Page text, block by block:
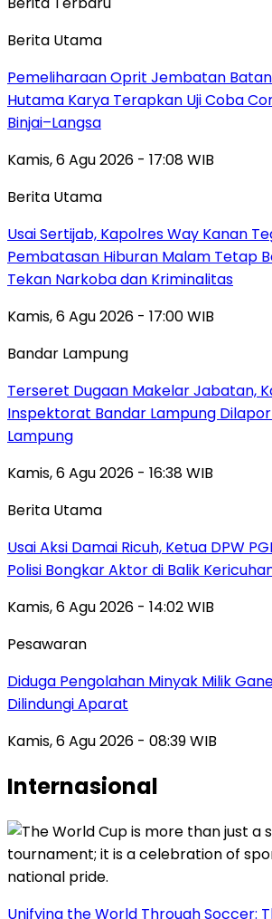
Berita Utama
Pemeliharaan Oprit Jembatan
Hutama Karya Terapkan Uji Coba
Binjai–Langsa
Kamis, 6 Agu 2026 - 17:08 WIB
Berita Utama
Usai Sertijab, Kapolres Way Kanan
Pembatasan Hiburan Malam Tetap
Tekan Narkoba dan Kriminalitas
Kamis, 6 Agu 2026 - 17:00 WIB
Bandar Lampung
Terseret Dugaan Makelar Jabatan,
Inspektorat Bandar Lampung
Lampung
Kamis, 6 Agu 2026 - 16:38 WIB
Berita Utama
Usai Aksi Damai Ricuh, Ketua DPW
Polisi Bongkar Aktor di Balik
Kamis, 6 Agu 2026 - 14:02 WIB
Pesawaran
Diduga Pengolahan Minyak Milik
Dilindungi Aparat
Kamis, 6 Agu 2026 - 08:39 WIB
Internasional
Unifying the World Through Soccer: